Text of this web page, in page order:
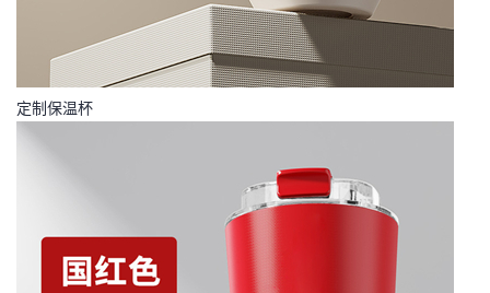
定制保温杯